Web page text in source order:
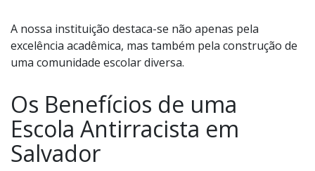
A nossa instituição destaca-se não apenas pela
excelência acadêmica, mas também pela construção de
uma comunidade escolar diversa.
Os Benefícios de uma
Escola Antirracista em
Salvador